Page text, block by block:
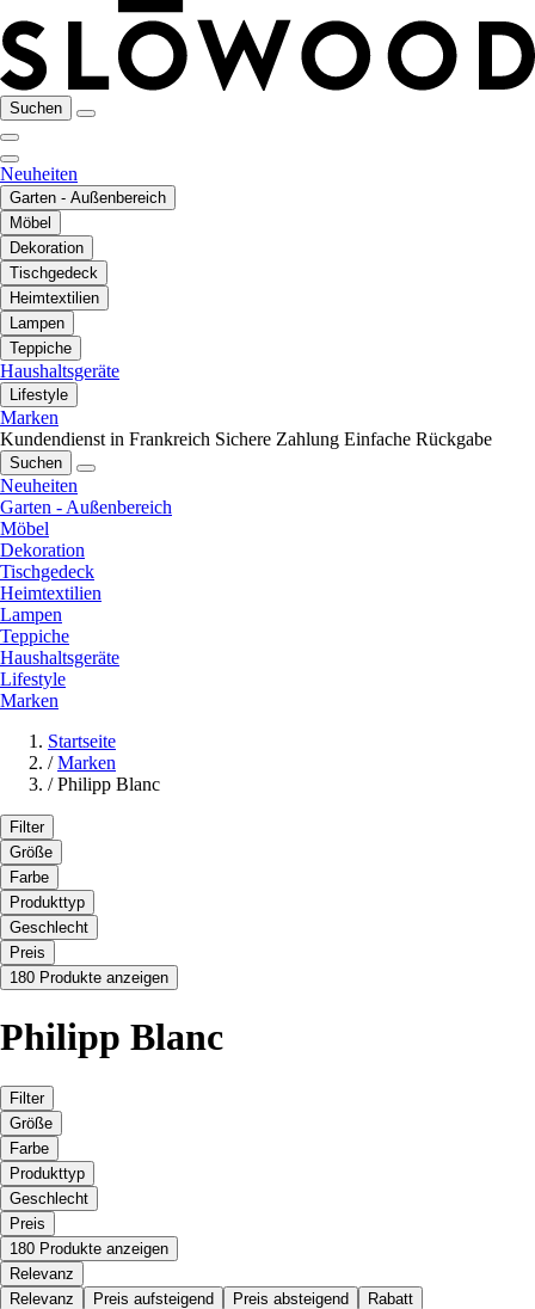
Suchen
Neuheiten
Garten - Außenbereich
Möbel
Dekoration
Tischgedeck
Heimtextilien
Lampen
Teppiche
Haushaltsgeräte
Lifestyle
Marken
Kundendienst in Frankreich Sichere Zahlung Einfache Rückgabe
Suchen
Neuheiten
Garten - Außenbereich
Möbel
Dekoration
Tischgedeck
Heimtextilien
Lampen
Teppiche
Haushaltsgeräte
Lifestyle
Marken
Startseite
/ Marken
/ Philipp Blanc
Filter
Größe
Farbe
Produkttyp
Geschlecht
Preis
180 Produkte anzeigen
Philipp Blanc
Filter
Größe
Farbe
Produkttyp
Geschlecht
Preis
180 Produkte anzeigen
Relevanz
Relevanz
Preis aufsteigend Preis absteigend Rabatt